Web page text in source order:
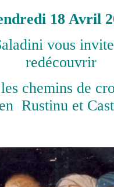
18 Avril
vous
redécouvrir
chemins de
Rustinu et